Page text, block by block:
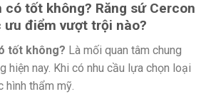
có tốt không? Răng sứ Cercon
điểm vượt trội nào?
tốt không? Là mối quan tâm chung
hiện nay. Khi có nhu cầu lựa chọn loại
thẩm mỹ.